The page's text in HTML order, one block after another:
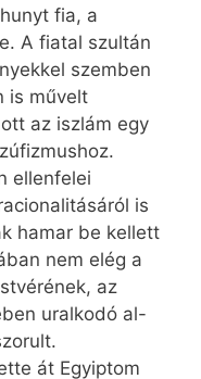
fia, a
A fiatal szultán
szemben
is művelt
az iszlám egy
ellenfelei
is
hamar be kellett
nem elég a
az
uralkodó al-
át Egyiptom